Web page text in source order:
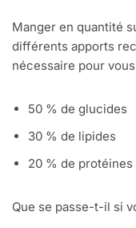
Manger en quantité
différents apports
nécessaire pour
50 % de glucides
30 % de lipides
20 % de protéines
Que se passe-t-il si